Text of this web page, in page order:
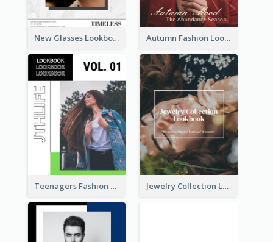
New Glasses Lookbook Autumn Fashion Lookbook
Teenagers Fashion Lookbook Jewelry Collection Lookbook